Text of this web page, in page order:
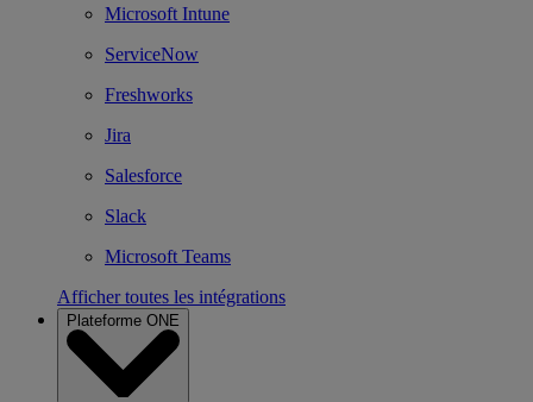
Microsoft Intune
ServiceNow
Freshworks
Jira
Salesforce
Slack
Microsoft Teams
Afficher toutes les intégrations
Plateforme ONE